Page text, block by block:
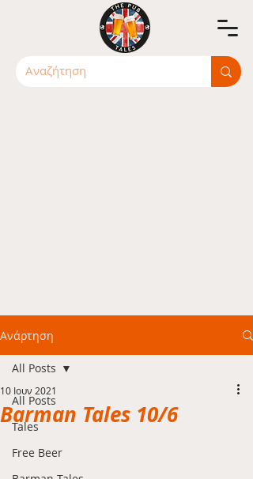
Ανάρτηση
All Posts
Tales
Free Beer
All Posts
Barman Tales 10/6
10 Ιουν 2021